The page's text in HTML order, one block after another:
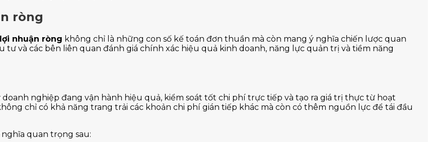
ròng
nhuận ròng không chỉ là những con số kế toán đơn thuần mà còn mang ý nghĩa chiến lược quan
tư và các bên liên quan đánh giá chính xác hiệu quả kinh doanh, năng lực quản trị và tiềm năng
nghiệp đang vận hành hiệu quả, kiểm soát tốt chi phí trực tiếp và tạo ra giá trị thực từ hoạt
chỉ có khả năng trang trải các khoản chi phí gián tiếp khác mà còn có thêm nguồn lực để tái đầu
quan trọng sau: